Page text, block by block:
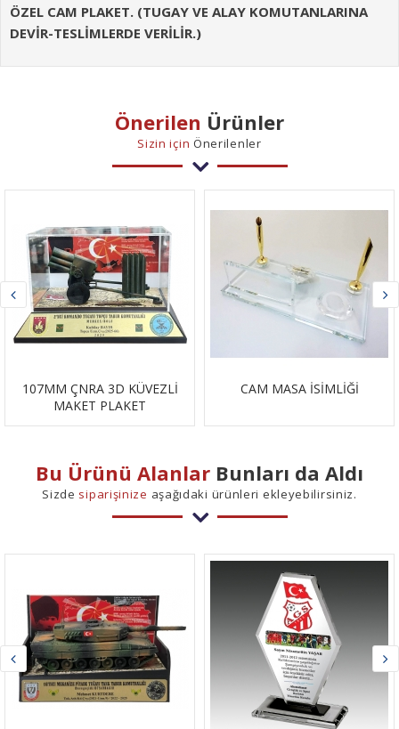
ÖZEL CAM PLAKET. (TUGAY VE ALAY KOMUTANLARINA
DEVİR-TESLİMLERDE VERİLİR.)
Önerilen Ürünler
Sizin için Önerilenler
ÇNRA 3D KÜVEZLİ
MAKET PLAKET
CAM MASA İSİMLİĞİ
Bu Ürünü Alanlar Bunları da Aldı
Sizde siparişinize aşağıdaki ürünleri ekleyebilirsiniz.